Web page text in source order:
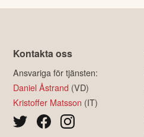
Kontakta oss
Ansvariga för tjänsten:
Daniel Åstrand (VD)
Kristoffer Matsson (IT)